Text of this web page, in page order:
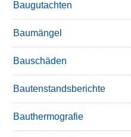
Baugutachten
Baumängel
Bauschäden
Bautenstandsberichte
Bauthermografie